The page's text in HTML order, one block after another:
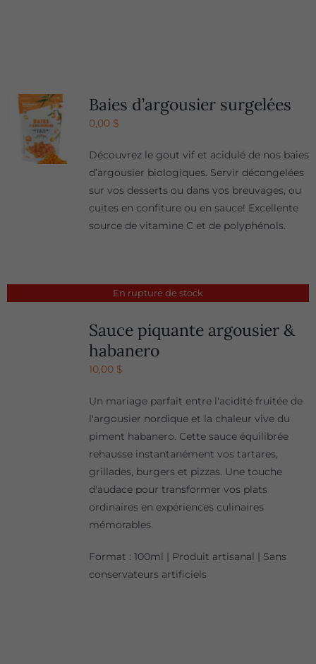
Baies d’argousier surgelées
0,00 $
Découvrez le gout vif et acidulé de nos baies
d’argousier biologiques. Servir décongelées
sur vos desserts ou dans vos breuvages, ou
cuites en confiture ou en sauce! Excellente
source de vitamine C et de polyphénols.
En rupture de stock
Sauce piquante argousier &
habanero
10,00 $
Un mariage parfait entre l'acidité fruitée de
l'argousier nordique et la chaleur vive du
piment habanero. Cette sauce équilibrée
rehausse instantanément vos tartares,
grillades, burgers et pizzas. Une touche
d'audace pour transformer vos plats
ordinaires en expériences culinaires
mémorables.
Format : 100ml | Produit artisanal | Sans
conservateurs artificiels